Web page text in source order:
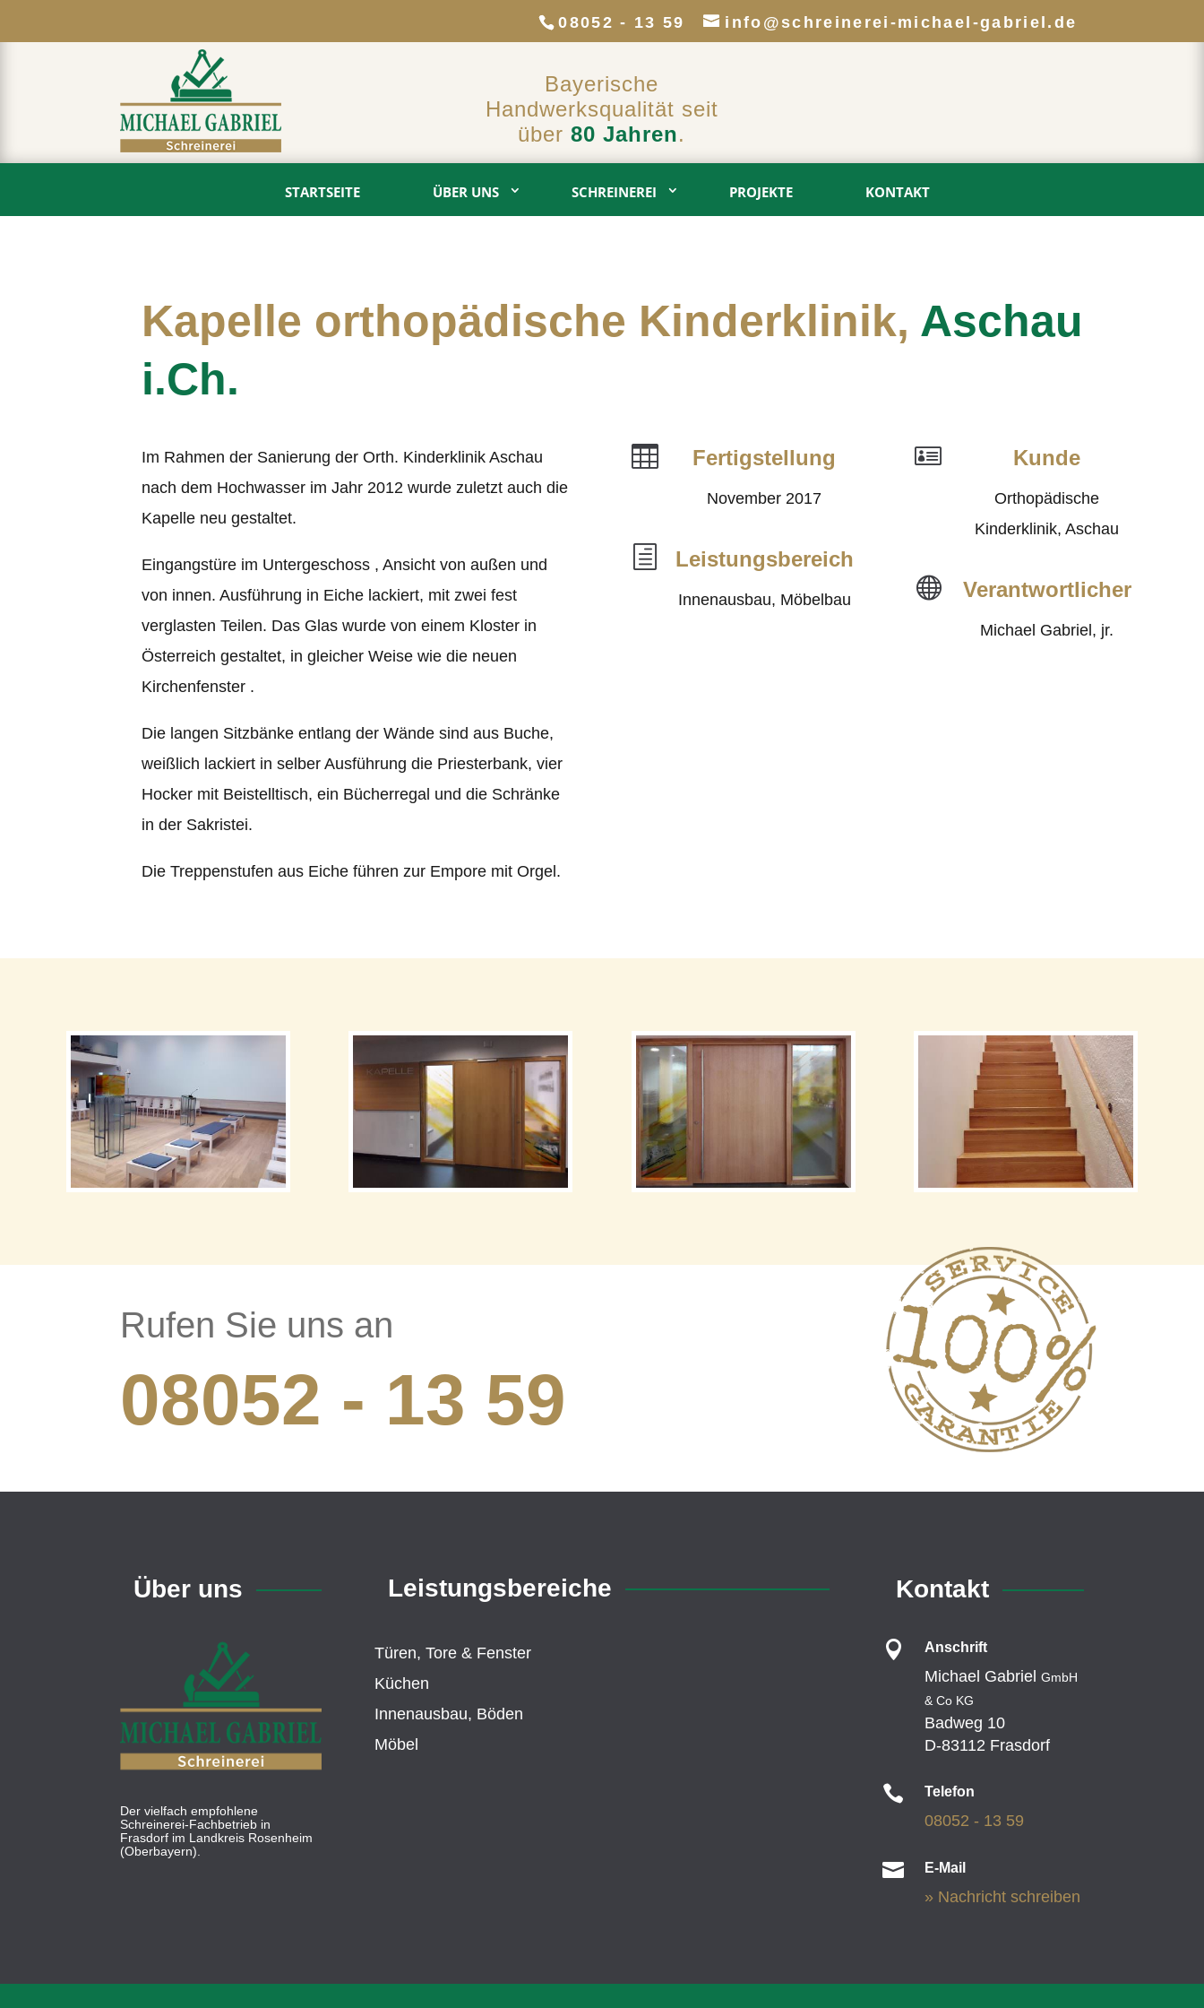
08052 - 13 59 info@schreinerei-michael-gabriel.de
Bayerische
Handwerksqualität seit
über80 Jahren.
STARTSEITE ÜBER UNS SCHREINEREI PROJEKTE KONTAKT
Kapelle orthopädische Kinderklinik, Aschau
i.Ch.
Im Rahmen der Sanierung der Orth. Kinderklinik Aschau
nach dem Hochwasser im Jahr 2012 wurde zuletzt auch die
Kapelle neu gestaltet.
Eingangstüre im Untergeschoss , Ansicht von außen und
von innen. Ausführung in Eiche lackiert, mit zwei fest
verglasten Teilen. Das Glas wurde von einem Kloster in
Österreich gestaltet, in gleicher Weise wie die neuen
Kirchenfenster .
Die langen Sitzbänke entlang der Wände sind aus Buche,
weißlich lackiert in selber Ausführung die Priesterbank, vier
Hocker mit Beistelltisch, ein Bücherregal und die Schränke
in der Sakristei.
Die Treppenstufen aus Eiche führen zur Empore mit Orgel.
 Fertigstellung
November 2017
h Leistungsbereich
Innenausbau, Möbelbau
 Kunde
Orthopädische
Kinderklinik, Aschau
 Verantwortlicher
Michael Gabriel, jr.
Rufen Sie uns an
08052 - 13 59
Über uns
Der vielfach empfohlene
Schreinerei-Fachbetrieb in
Frasdorf im Landkreis Rosenheim
(Oberbayern).
Leistungsbereiche
Türen, Tore & Fenster
Küchen
Innenausbau, Böden
Möbel
Kontakt
 Anschrift
Michael GabrielGmbH
& Co KG
Badweg 10
D-83112 Frasdorf
 Telefon
08052 - 13 59
 E-Mail
» Nachricht schreiben